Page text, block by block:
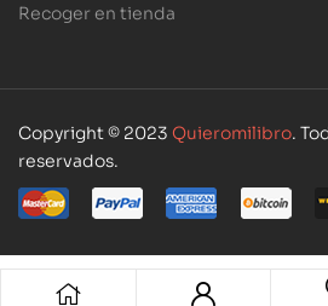
Recoger en tienda
Copyright © 2023 Quieromilibro.
reservados.